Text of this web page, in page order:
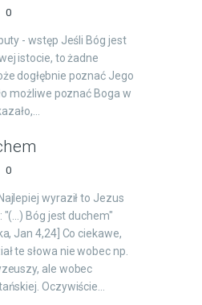
0
- wstęp Jeśli Bóg jest
istocie, to żadne
dogłębnie poznać Jego
możliwe poznać Boga w
0
wyraził to Jezus
"(...) Bóg jest duchem"
Jan 4,24] Co ciekawe,
te słowa nie wobec np.
ale wobec
Oczywiście…